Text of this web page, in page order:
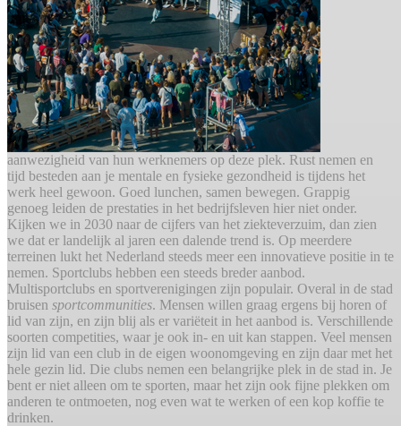
aanwezigheid van hun werknemers op deze plek. Rust nemen en
tijd besteden aan je mentale en fysieke gezondheid is tijdens het
werk heel gewoon. Goed lunchen, samen bewegen. Grappig
genoeg leiden de prestaties in het bedrijfsleven hier niet onder.
Kijken we in 2030 naar de cijfers van het ziekteverzuim, dan zien
we dat er landelijk al jaren een dalende trend is. Op meerdere
terreinen lukt het Nederland steeds meer een innovatieve positie in te
nemen. Sportclubs hebben een steeds breder aanbod.
Multisportclubs en sportverenigingen zijn populair. Overal in de stad
bruisen sportcommunities. Mensen willen graag ergens bij horen of
lid van zijn, en zijn blij als er variëteit in het aanbod is. Verschillende
soorten competities, waar je ook in- en uit kan stappen. Veel mensen
zijn lid van een club in de eigen woonomgeving en zijn daar met het
hele gezin lid. Die clubs nemen een belangrijke plek in de stad in. Je
bent er niet alleen om te sporten, maar het zijn ook fijne plekken om
anderen te ontmoeten, nog even wat te werken of een kop koffie te
drinken.